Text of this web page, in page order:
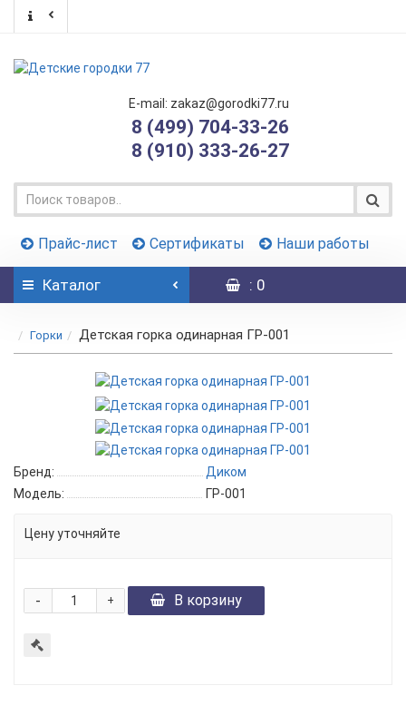
E-mail: zakaz@gorodki77.ru
8 (499) 704-33-26
8 (910) 333-26-27
Прайс-лист Сертификаты Наши работы
Каталог : 0
Горки Детская горка одинарная ГР-001
Бренд:
Диком
Модель:
ГР-001
Цену уточняйте
+
- В корзину